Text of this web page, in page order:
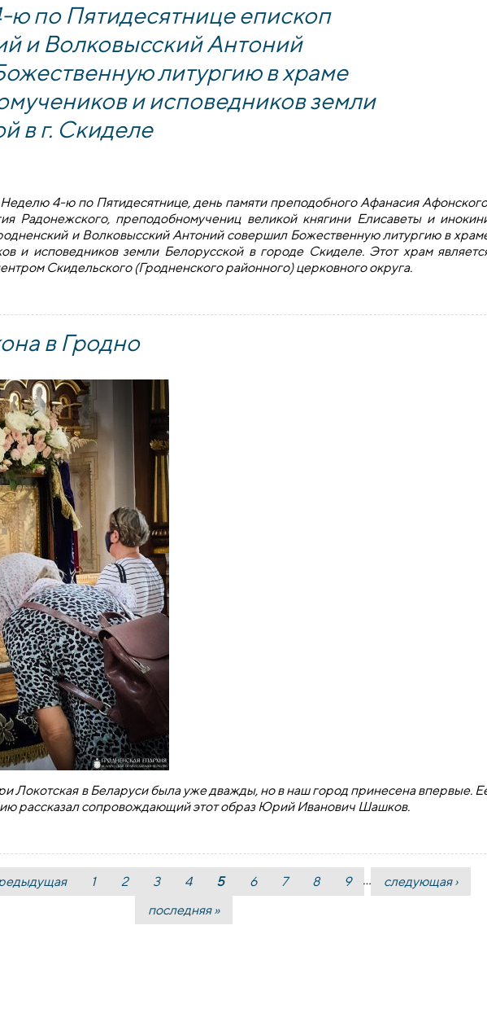
по Пятидесятнице епископ
и Волковысский Антоний
литургию в храме
и исповедников земли
в г. Скиделе
Неделю 4-ю по Пятидесятнице, день памяти преподобного Афанасия
Радонежского, преподобномучениц великой княгини Елисаветы и
и Волковысский Антоний совершил Божественную литургию в
и исповедников земли Белорусской в городе Скиделе. Этот храм
Скидельского (Гродненского районного) церковного округа.
4-ю по Пятидесятнице епископ Гродненский и Волковысский Антоний
земли Белорусской в г. Скиделе
в Гродно
Локотская в Беларуси была уже дважды, но в наш город принесена впервые.
рассказал сопровождающий этот образ Юрий Иванович Шашков.
икона в Гродно
1 2 3 4 5 6 7 8 9 …
следующая ›
последняя »